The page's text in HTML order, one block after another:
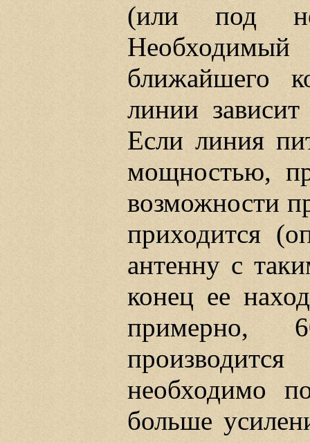
(или под
ближайшего
линии
Если линия
мощностью,
возможности
приходится
антенну с
конец ее
примерно,
необходимо
больше